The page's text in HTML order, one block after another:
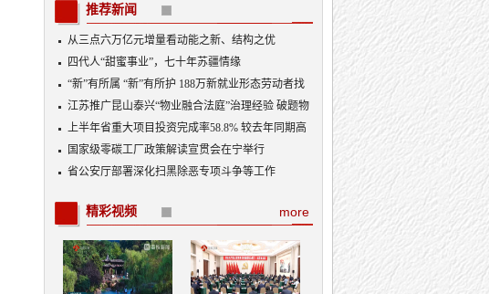
推荐新闻
从三点六万亿元增量看动能之新、结构之优
四代人“甜蜜事业”，七十年苏疆情缘
“新”有所属 “新”有所护 188万新就业形态劳动者找
到“娘家”
江苏推广昆山泰兴“物业融合法庭”治理经验 破题物
业治理“老大难”
上半年省重大项目投资完成率58.8% 较去年同期高
出3.5个百分点
国家级零碳工厂政策解读宣贯会在宁举行
省公安厅部署深化扫黑除恶专项斗争等工作
more
精彩视频